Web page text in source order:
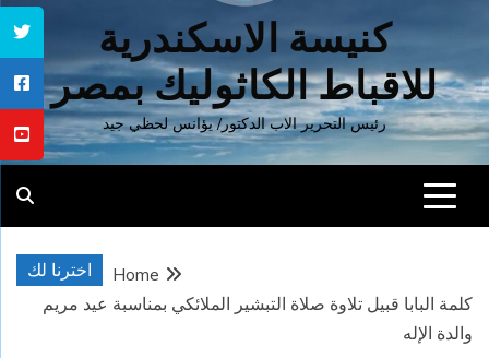
كنيسة الاسكندرية
للاقباط الكاثوليك بمصر
رئيس التحرير الاب الدكتور/ يؤانس لحظي جيد
اخترنا لك
Home
كلمة البابا قبيل تلاوة صلاة التبشير الملائكي بمناسبة عيد مريم
والدة الإله